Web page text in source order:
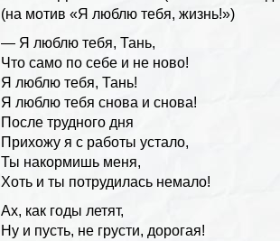
(на мотив «Я люблю тебя, жизнь!»)
— Я люблю тебя, Тань,
Что само по себе и не ново!
Я люблю тебя, Тань!
Я люблю тебя снова и снова!
После трудного дня
Прихожу я с работы устало,
Ты накормишь меня,
Хоть и ты потрудилась немало!
Ах, как годы летят,
Ну и пусть, не грусти, дорогая!